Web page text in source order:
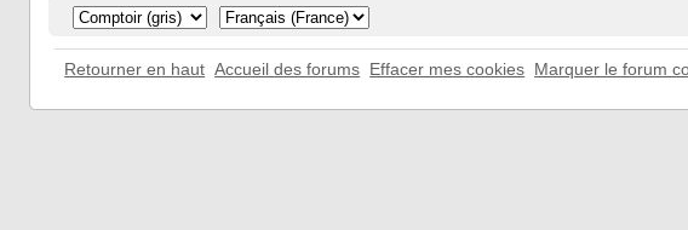
Retourner en haut Accueil des forums Effacer mes cookies Marquer le forum